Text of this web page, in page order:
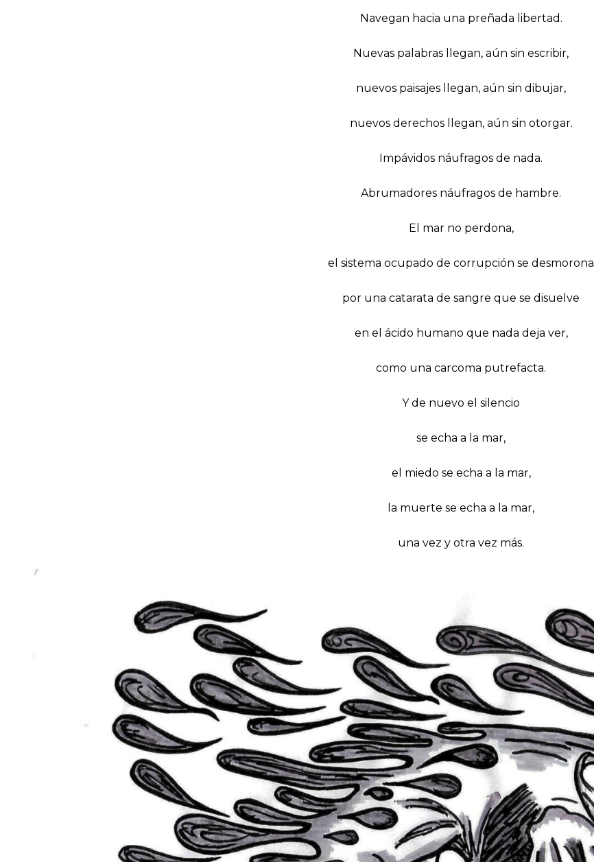
Navegan hacia una preñada libertad.
Nuevas palabras llegan, aún sin escribir,
nuevos paisajes llegan, aún sin dibujar,
nuevos derechos llegan, aún sin otorgar.
Impávidos náufragos de nada.
Abrumadores náufragos de hambre.
El mar no perdona,
el sistema ocupado de corrupción se desmorona
por una catarata de sangre que se disuelve
en el ácido humano que nada deja ver,
como una carcoma putrefacta.
Y de nuevo el silencio
se echa a la mar,
el miedo se echa a la mar,
la muerte se echa a la mar,
una vez y otra vez más.